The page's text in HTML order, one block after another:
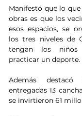
Manifestó que lo
obras es que los
esos espacios, se
los tres niveles de
tengan los
practicar un deporte.
Además
entregadas 13
se invirtieron 61